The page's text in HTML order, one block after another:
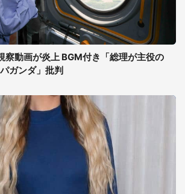
察動画が炎上 BGM付き「総理が主役の
ガンダ」批判